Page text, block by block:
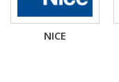
NICE